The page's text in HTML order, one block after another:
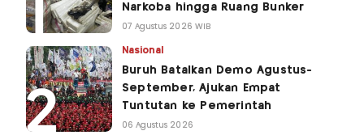
Narkoba hingga Ruang Bunker
07 Agustus 2026 WIB
Nasional
Buruh Batalkan Demo Agustus-
September, Ajukan Empat
Tuntutan ke Pemerintah
06 Agustus 2026